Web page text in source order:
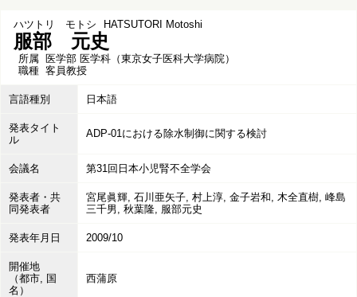
ハツトリ モトシ HATSUTORI Motoshi
服部 元史
所属 医学部 医学科（東京女子医科大学病院）
職種 客員教授
言語種別 日本語
発表タイト
ル
ADP-01における除水制御に関する検討
会議名 第31回日本小児腎不全学会
発表者・共
同発表者
宮尾眞輝, 石川亜矢子, 村上淳, 金子岩和, 木全直樹, 峰島
三千男, 秋葉隆, 服部元史
発表年月日 2009/10
開催地
（都市, 国
名）
西蒲原